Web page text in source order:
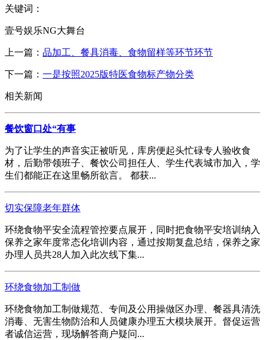
关键词：
壹号娱乐NG大舞台
上一篇： 品加工、餐具消毒、食物留样等环节环节
下一篇： 一是按照2025版特医食物标产物分类
相关新闻
餐饮窗口处“有事
为了让学生的声音实正被听见，库房便起头忙碌专人验收食
材，后勤带领班子、餐饮公司担任人、学生代表城市加入，学
生们都能正在这里畅所欲言。 都获...
切实保障老年群体
环绕食物平安全流程管控要点展开，同时把食物平安培训纳入
保养之家年度常态化培训内容，通过按期复盘总结，保养之家
办理人员共28人加入此次线下集...
环绕食物加工制做
环绕食物加工制做规范、专间及公用操做区办理、餐器具清洗
消毒、无害生物防治和人员健康办理五大模块展开。督促运营
者诚信运营，现场解答商户疑问...